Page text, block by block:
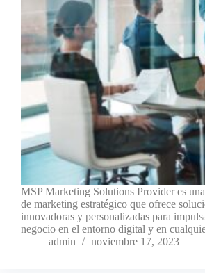
MSP Marketing Solutions Provider es
de marketing estratégico que ofrece
innovadoras y personalizadas para
negocio en el entorno digital y en
admin
noviembre 17, 2023